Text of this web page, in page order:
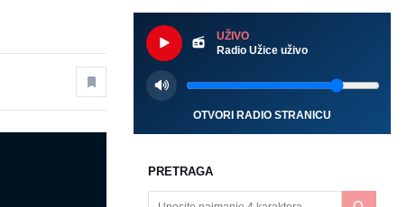
UŽIVO
Radio Užice uživo
OTVORI RADIO STRANICU
PRETRAGA